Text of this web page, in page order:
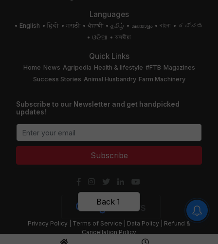
Languages
English हिंदी मराठी ਪੰਜਾਬੀ தமிழ் മലയാളം বাংলা
ಕನ್ನಡ
ଓଡିଆ
অসমীয়া
Quick Links
Home News Agripedia Health & lifestyle #FTB Magazines
Success Stories Animal Husbandry Farm Machinery
Subscribe to our Newsletter and get handpicked
updates!
Subscribe
Privacy Policy Terms of Service Data Policy
Refund &
Cancellation Policy
CopyRight - 2020 Krishi Jagran Media Group. All Rights Reserved.
Back